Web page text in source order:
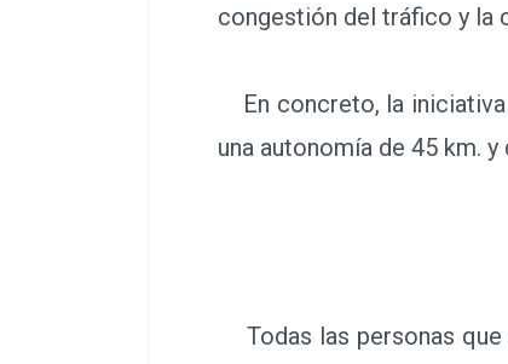
congestión del tráfico y la
En concreto, la iniciativa
una autonomía de 45 km.
Todas las personas que